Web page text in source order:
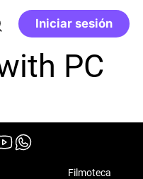
Iniciar sesión
PC
Filmoteca